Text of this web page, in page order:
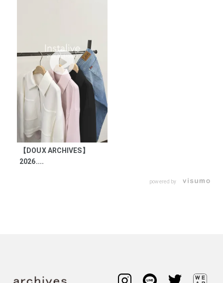
【DOUX ARCHIVES】
2026....
powered by